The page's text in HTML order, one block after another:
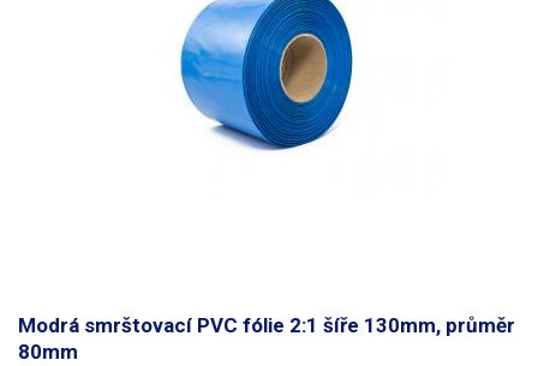
Modrá smrštovací PVC fólie 2:1 šíře 130mm, průměr
80mm